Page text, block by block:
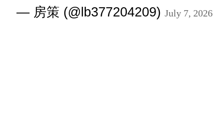
— 房策 (@lb377204209) July 7, 2026